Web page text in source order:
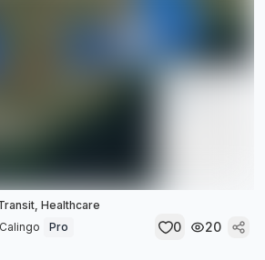
Healthcare
Pro 0 20